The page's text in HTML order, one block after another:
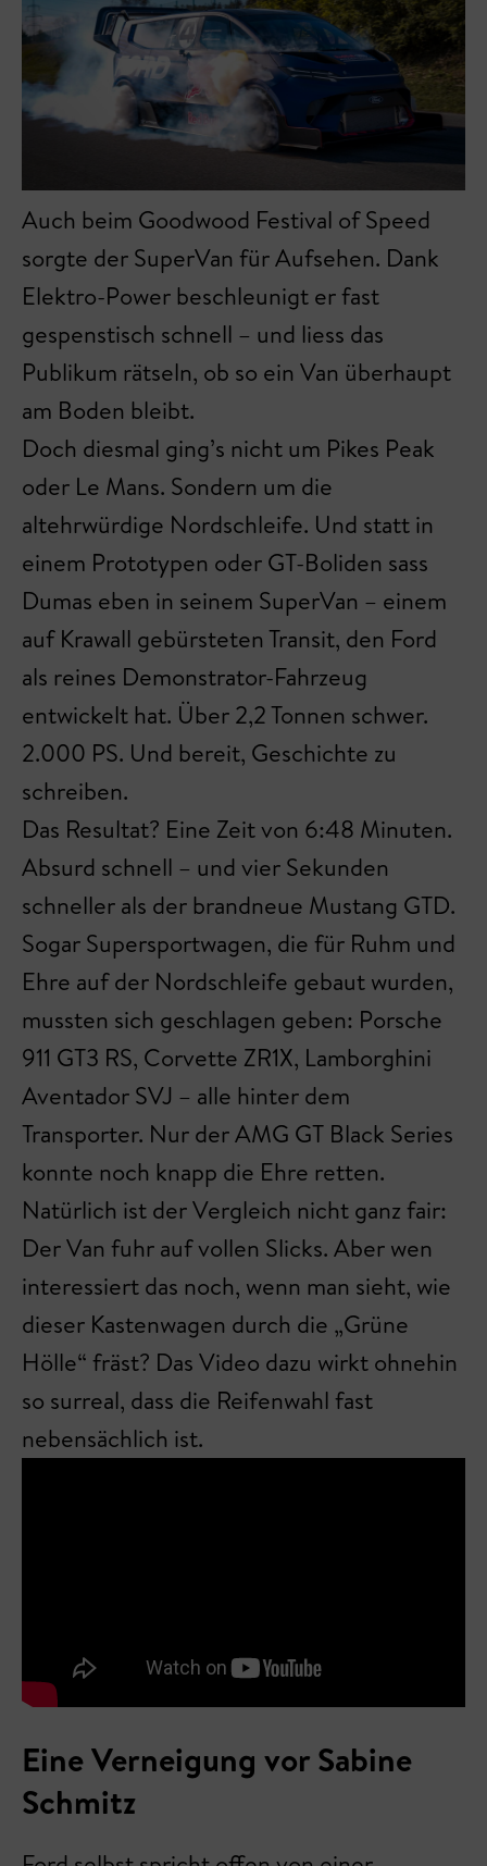
Auch beim Goodwood Festival of Speed
sorgte der SuperVan für Aufsehen. Dank
Elektro-Power beschleunigt er fast
gespenstisch schnell – und liess das
Publikum rätseln, ob so ein Van überhaupt
am Boden bleibt.
Doch diesmal ging’s nicht um Pikes Peak
oder Le Mans. Sondern um die
altehrwürdige Nordschleife. Und statt in
einem Prototypen oder GT-Boliden sass
Dumas eben in seinem SuperVan – einem
auf Krawall gebürsteten Transit, den Ford
als reines Demonstrator-Fahrzeug
entwickelt hat. Über 2,2 Tonnen schwer.
2.000 PS. Und bereit, Geschichte zu
schreiben.
Das Resultat? Eine Zeit von 6:48 Minuten.
Absurd schnell – und vier Sekunden
schneller als der brandneue Mustang GTD.
Sogar Supersportwagen, die für Ruhm und
Ehre auf der Nordschleife gebaut wurden,
mussten sich geschlagen geben: Porsche
911 GT3 RS, Corvette ZR1X, Lamborghini
Aventador SVJ – alle hinter dem
Transporter. Nur der AMG GT Black Series
konnte noch knapp die Ehre retten.
Natürlich ist der Vergleich nicht ganz fair:
Der Van fuhr auf vollen Slicks. Aber wen
interessiert das noch, wenn man sieht, wie
dieser Kastenwagen durch die „Grüne
Hölle“ fräst? Das Video dazu wirkt ohnehin
so surreal, dass die Reifenwahl fast
nebensächlich ist.
Eine Verneigung vor Sabine
Schmitz